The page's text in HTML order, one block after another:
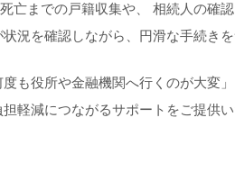
亡までの戸籍収集や、 相続人の確
況を確認しながら、円滑な手続きを
も役所や金融機関へ行くのが大変
軽減につながるサポートをご提供い